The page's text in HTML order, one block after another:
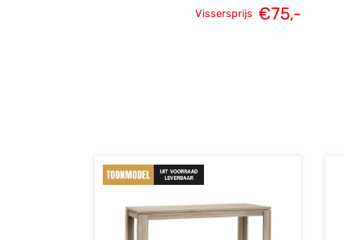
Vissersprijs €75,-